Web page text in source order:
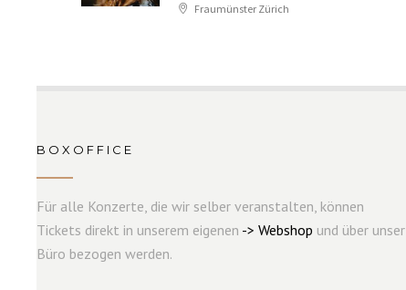
Fraumünster Zürich
BOXOFFICE
Für alle Konzerte, die wir selber veranstalten, können
Tickets direkt in unserem eigenen ->Webshop und über unser
Büro bezogen werden.